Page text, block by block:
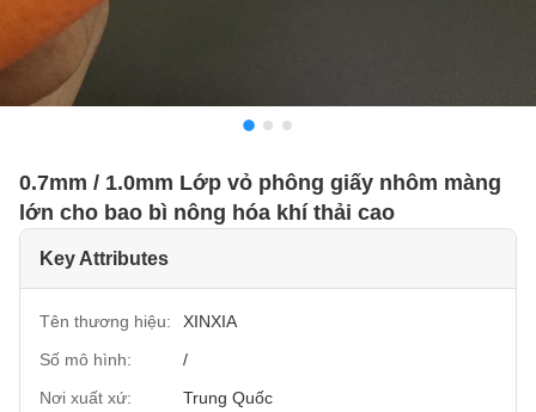
0.7mm / 1.0mm Lớp vỏ phông giấy nhôm màng
lớn cho bao bì nông hóa khí thải cao
Key Attributes
Tên thương hiệu:
XINXIA
Số mô hình:
/
Nơi xuất xứ:
Trung Quốc